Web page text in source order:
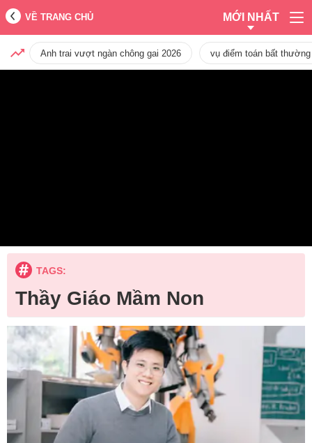
VỀ TRANG CHỦ MỚI NHẤT
Anh trai vượt ngàn chông gai 2026 vụ điểm toán bất
TAGS:
Thầy Giáo Mầm Non